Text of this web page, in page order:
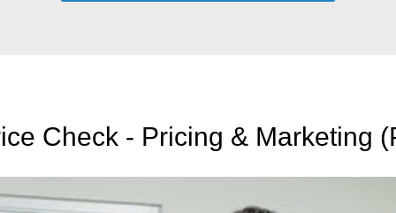
Check - Pricing & Marketing